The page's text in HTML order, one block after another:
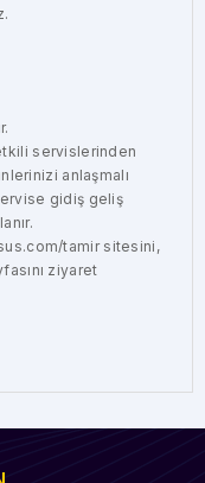
servislerinden
anlaşmalı
gidiş geliş
tamirsitesini,
ziyaret